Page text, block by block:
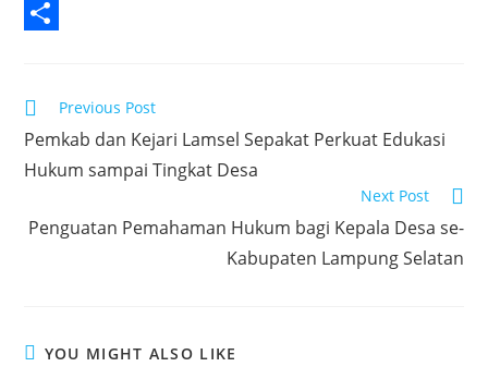
e
o
k
e
r
h
s
A
p
L
k
e
a
r
Read
articles
Previous Post
Pemkab dan Kejari Lamsel Sepakat Perkuat Edukasi
Hukum sampai Tingkat Desa
Next Post
Penguatan Pemahaman Hukum bagi Kepala Desa se-
Kabupaten Lampung Selatan
YOU MIGHT ALSO LIKE